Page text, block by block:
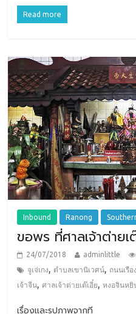
Read more
Inbound Ranong
ขอพร ที่ศาลเจ้าต่ายเ
24/07/2018 adminlittle
จูเจ่เกง, ตำบลเขานิเวศน์, ถนนเรือ
เจ้าจีน,ศาลเจ้าต่ายเต๊เอี๋ย,หงอจินหยิ
เรื่องและรูปภาพจากที